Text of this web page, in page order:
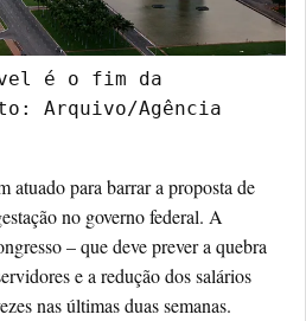
é o fim da
Arquivo/Agência
atuado para barrar a proposta de
no governo federal. A
– que deve prever a quebra
e a redução dos salários
nas últimas duas semanas.